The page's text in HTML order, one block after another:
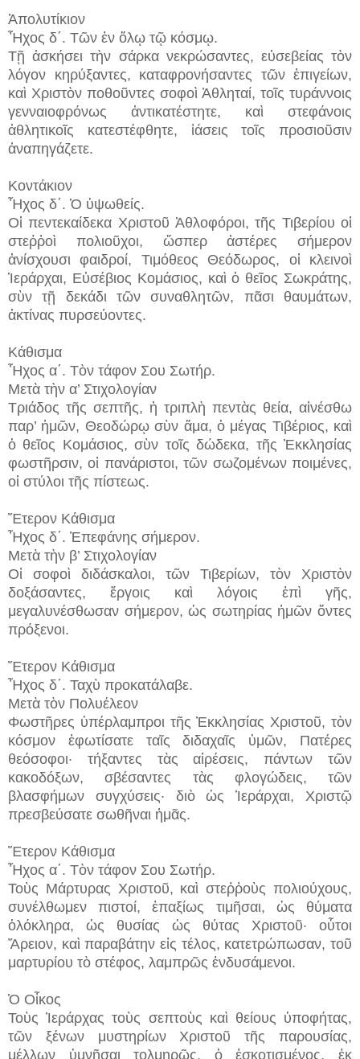
Ἀπολυτίκιον
Ἦχος δ΄. Τῶν ἐν ὅλῳ τῷ κόσμῳ.
Τῇ ἀσκήσει τὴν σάρκα νεκρώσαντες, εὐσεβείας τὸν
λόγον κηρύξαντες, καταφρονήσαντες τῶν ἐπιγείων,
καὶ Χριστὸν ποθοῦντες σοφοὶ Ἀθληταί, τοῖς τυράννοις
γενναιοφρόνως ἀντικατέστητε, καὶ στεφάνοις
ἀθλητικοῖς κατεστέφθητε, ἰάσεις τοῖς προσιοῦσιν
ἀναπηγάζετε.
Κοντάκιον
Ἦχος δ΄. Ὁ ὑψωθείς.
Οἱ πεντεκαίδεκα Χριστοῦ Ἀθλοφόροι, τῆς Τιβερίου οἱ
στεῤῥοὶ πολιοῦχοι, ὥσπερ ἀστέρες σήμερον
ἀνίσχουσι φαιδροί, Τιμόθεος Θεόδωρος, οἱ κλεινοὶ
Ἱεράρχαι, Εὐσέβιος Κομάσιος, καὶ ὁ θεῖος Σωκράτης,
σὺν τῇ δεκάδι τῶν συναθλητῶν, πᾶσι θαυμάτων,
ἀκτίνας πυρσεύοντες.
Κάθισμα
Ἦχος α΄. Τὸν τάφον Σου Σωτήρ.
Μετὰ τὴν α’ Στιχολογίαν
Τριάδος τῆς σεπτῆς, ἡ τριπλὴ πεντὰς θεία, αἰνέσθω
παρ’ ἡμῶν, Θεοδώρῳ σὺν ἅμα, ὁ μέγας Τιβέριος, καὶ
ὁ θεῖος Κομάσιος, σὺν τοῖς δώδεκα, τῆς Ἐκκλησίας
φωστῆρσιν, οἱ πανάριστοι, τῶν σωζομένων ποιμένες,
οἱ στύλοι τῆς πίστεως.
Ἕτερον Κάθισμα
Ἦχος δ΄. Ἐπεφάνης σήμερον.
Μετὰ τὴν β’ Στιχολογίαν
Οἱ σοφοὶ διδάσκαλοι, τῶν Τιβερίων, τὸν Χριστὸν
δοξάσαντες, ἔργοις καὶ λόγοις ἐπὶ γῆς,
μεγαλυνέσθωσαν σήμερον, ὡς σωτηρίας ἡμῶν ὄντες
πρόξενοι.
Ἕτερον Κάθισμα
Ἦχος δ΄. Ταχὺ προκατάλαβε.
Μετὰ τὸν Πολυέλεον
Φωστῆρες ὑπέρλαμπροι τῆς Ἐκκλησίας Χριστοῦ, τὸν
κόσμον ἐφωτίσατε ταῖς διδαχαῖς ὑμῶν, Πατέρες
θεόσοφοι· τήξαντες τὰς αἱρέσεις, πάντων τῶν
κακοδόξων, σβέσαντες τὰς φλογώδεις, τῶν
βλασφήμων συγχύσεις· διὸ ὡς Ἱεράρχαι, Χριστῷ
πρεσβεύσατε σωθῆναι ἡμᾶς.
Ἕτερον Κάθισμα
Ἦχος α΄. Τὸν τάφον Σου Σωτήρ.
Τοὺς Μάρτυρας Χριστοῦ, καὶ στεῤῥοὺς πολιούχους,
συνέλθωμεν πιστοί, ἐπαξίως τιμῆσαι, ὡς θύματα
ὁλόκληρα, ὡς θυσίας ὡς θύτας Χριστοῦ· οὗτοι
Ἄρειον, καὶ παραβάτην εἰς τέλος, κατετρώπωσαν, τοῦ
μαρτυρίου τὸ στέφος, λαμπρῶς ἐνδυσάμενοι.
Ὁ Οἶκος
Τοὺς Ἰεράρχας τοὺς σεπτοὺς καὶ θείους ὑποφήτας,
τῶν ξένων μυστηρίων Χριστοῦ τῆς παρουσίας,
μέλλων ὑμνῆσαι τολμηρῶς, ὁ ἐσκοτισμένος, ἐκ